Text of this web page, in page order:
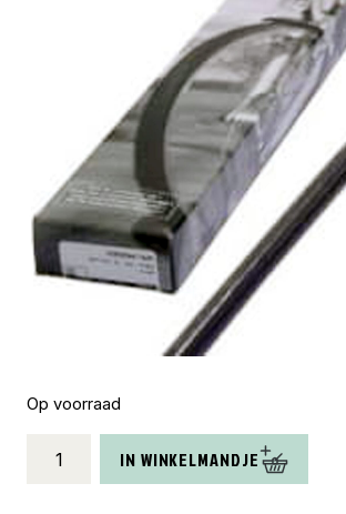
Op voorraad
spaak
IN WINKELMANDJE